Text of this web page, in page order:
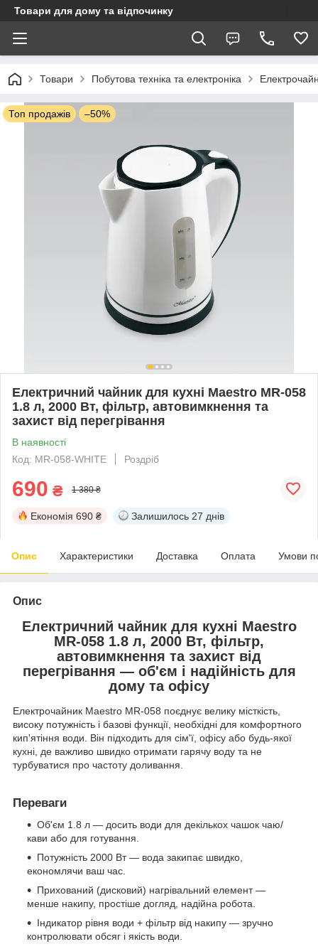
Товари для дому та відпочинку
Товари Побутова техніка та електроніка
Топ продажів –50%
Електричний чайник для кухні Maestro MR-058
1.8 л, 2000 Вт, фільтр, автовимкнення та
захист від перегрівання
В наявності
Код: MR-058-WHITE
Роздріб
690 ₴ 1 380 ₴
Економія 690 ₴ Залишилось 27 днів
Опис Характеристики Доставка Оплата Умови
Опис
Електричний чайник для кухні Maestro
MR-058 1.8 л, 2000 Вт, фільтр,
автовимкнення та захист від
перегрівання — об'єм і надійність для
дому та офісу
Електрочайник Maestro MR-058 поєднує велику місткість,
високу потужність і базові функції, необхідні для комфортного
кип'ятіння води. Він підходить для сім'ї, офісу або будь-якої
кухні, де важливо швидко отримати гарячу воду та не
турбуватися про частоту доливання.
Переваги
Об'єм 1.8 л — досить води для декількох чашок чаю/
кави або для готування.
Потужність 2000 Вт — вода закипає швидко,
економлячи ваш час.
Прихований (дисковий) нагрівальний елемент —
менше накипу, простіше догляд, надійна робота.
Індикатор рівня води + фільтр від накипу — зручно
контролювати обсяг і якість води.